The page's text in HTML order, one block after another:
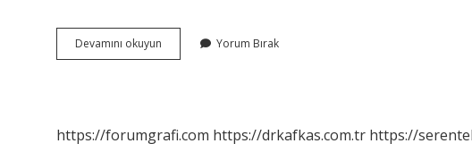
Devamını okuyun
Okuyunca
Yorum Bırak
https://forumgrafi.com https://drkafkas.com.tr https://